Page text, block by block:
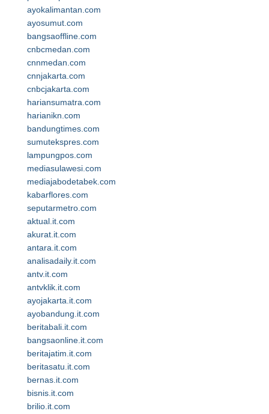
ayokalimantan.com
ayosumut.com
bangsaoffline.com
cnbcmedan.com
cnnmedan.com
cnnjakarta.com
cnbcjakarta.com
hariansumatra.com
harianikn.com
bandungtimes.com
sumutekspres.com
lampungpos.com
mediasulawesi.com
mediajabodetabek.com
kabarflores.com
seputarmetro.com
aktual.it.com
akurat.it.com
antara.it.com
analisadaily.it.com
antv.it.com
antvklik.it.com
ayojakarta.it.com
ayobandung.it.com
beritabali.it.com
bangsaonline.it.com
beritajatim.it.com
beritasatu.it.com
bernas.it.com
bisnis.it.com
brilio.it.com